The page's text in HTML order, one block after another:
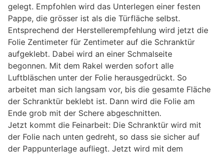
gelegt. Empfohlen wird das Unterlegen einer festen
Pappe, die grösser ist als die Türfläche selbst.
Entsprechend der Herstellerempfehlung wird jetzt die
Folie Zentimeter für Zentimeter auf die Schranktür
aufgeklebt. Dabei wird an einer Schmalseite
begonnen. Mit dem Rakel werden sofort alle
Luftbläschen unter der Folie herausgedrückt. So
arbeitet man sich langsam vor, bis die gesamte Fläche
der Schranktür beklebt ist. Dann wird die Folie am
Ende grob mit der Schere abgeschnitten.
Jetzt kommt die Feinarbeit: Die Schranktür wird mit
der Folie nach unten gedreht, so dass sie sicher auf
der Pappunterlage aufliegt. Jetzt wird mit dem